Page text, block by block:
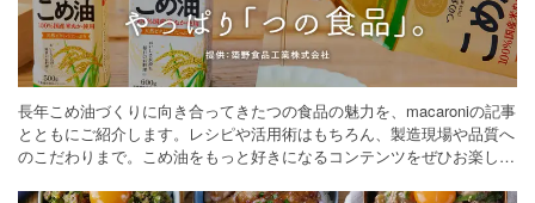
長年こめ油づくりに向き合ってきたつの食品の魅力を、macaroniの記事
とともにご紹介します。レシピや活用術はもちろん、製造現場や品質へ
のこだわりまで。こめ油をもっと好きになるコンテンツをぜひお楽しみ